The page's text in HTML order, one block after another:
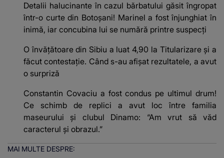
Detalii halucinante în cazul bărbatului găsit îngropat
într-o curte din Botoșani! Marinel a fost înjunghiat în
inimă, iar concubina lui se numără printre suspecți
O învățătoare din Sibiu a luat 4,90 la Titularizare și a
făcut contestație. Când s-au afișat rezultatele, a avut
o surpriză
Constantin Covaciu a fost condus pe ultimul drum!
Ce schimb de replici a avut loc între familia
maseurului și clubul Dinamo: “Am vrut să văd
caracterul și obrazul.”
MAI MULTE DESPRE: